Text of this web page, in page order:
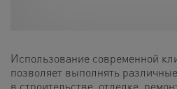
Использование современной
позволяет выполнять
в строительстве, отделке,